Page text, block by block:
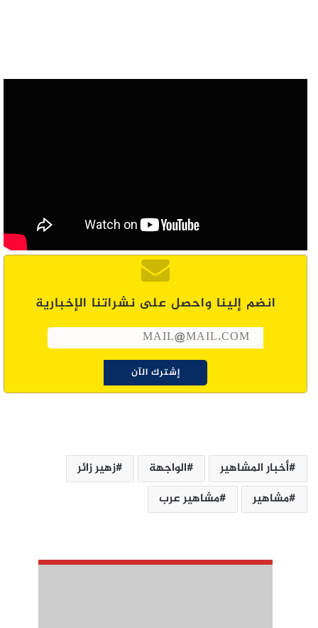
انضم إلينا واحصل على نشراتنا الإخبارية
أخبار المشاهير الواجهة
زهير زائر
مشاهير
مشاهير عرب